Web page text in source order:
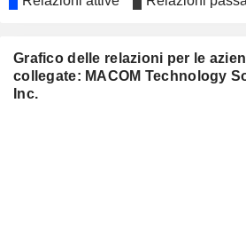
Grafico delle relazioni per le
collegate: MACOM Technology
Inc.